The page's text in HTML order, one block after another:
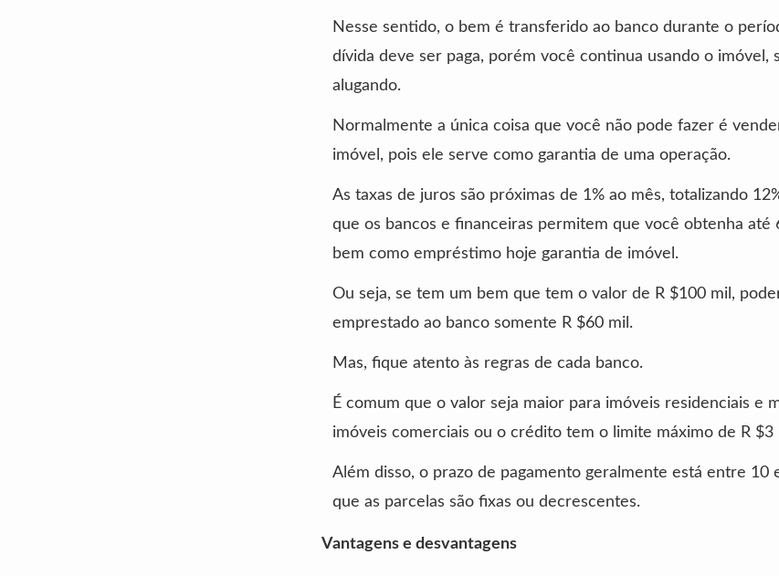
Nesse sentido, o bem é transferido ao banco durante o
dívida deve ser paga, porém você continua usando o imóvel,
alugando.
Normalmente a única coisa que você não pode fazer é
imóvel, pois ele serve como garantia de uma operação.
As taxas de juros são próximas de 1% ao mês, totalizando
que os bancos e financeiras permitem que você obtenha até
bem como empréstimo hoje garantia de imóvel.
Ou seja, se tem um bem que tem o valor de R $100 mil,
emprestado ao banco somente R $60 mil.
Mas, fique atento às regras de cada banco.
É comum que o valor seja maior para imóveis residenciais e
imóveis comerciais ou o crédito tem o limite máximo de R $3
Além disso, o prazo de pagamento geralmente está entre 10
que as parcelas são fixas ou decrescentes.
Vantagens e desvantagens